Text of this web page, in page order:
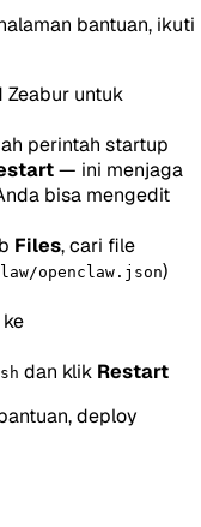
bantuan, ikuti
Zeabur untuk
perintah startup
— ini menjaga
bisa mengedit
Files, cari file
openclaw.json)
dan klik Restart
deploy